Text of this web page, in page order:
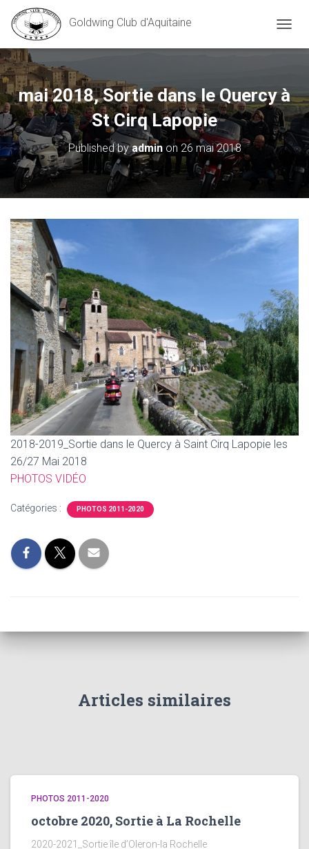
Goldwing Club d'Aquitaine
U
I
R
/
F
E
R
A
A
T
I
O
N
mai 2018, Sortie dans le Quercy à
St Cirq Lapopie
Published byadminon 26 mai 2018
2018-2019_Sortie dans le Quercy à Saint Cirq Lapopie les
26/27 Mai 2018
PHOTOS VIDÉO
Catégories : PHOTOS 2011-2020
Articles similaires
PHOTOS 2011-2020
octobre 2020, Sortie à La Rochelle
2020-2021_Sortie île d’Oleron-la Rochelle